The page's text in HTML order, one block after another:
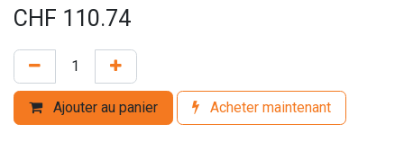
CHF 110.74
Ajouter au panier Acheter maintenant